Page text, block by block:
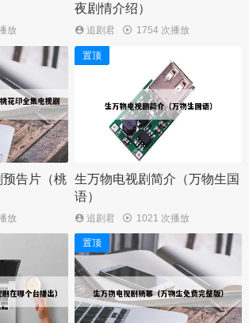
放
夜剧情介绍）
追剧君 1754 次播放
告片（桃
放
置顶
生万物电视剧简介（万物生国
语）
追剧君 1021 次播放
置顶